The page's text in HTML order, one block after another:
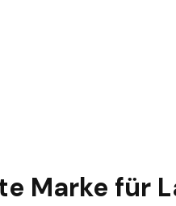
Marke für